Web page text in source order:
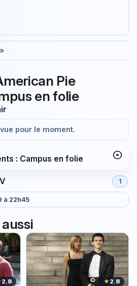
Pie
en folie
pour le moment.
: Campus en folie
1
à 22h45
2.8 ★2.8